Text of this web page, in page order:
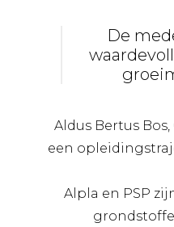
De
Aldus Bertus
een
Alpla en PSP